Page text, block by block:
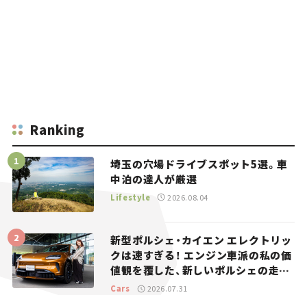
Ranking
埼玉の穴場ドライブスポット5選。車
中泊の達人が厳選
Lifestyle 2026.08.04
新型ポルシェ・カイエン エレクトリッ
クは速すぎる！ エンジン車派の私の価
値観を覆した、新しいポルシェの走
り。
Cars 2026.07.31